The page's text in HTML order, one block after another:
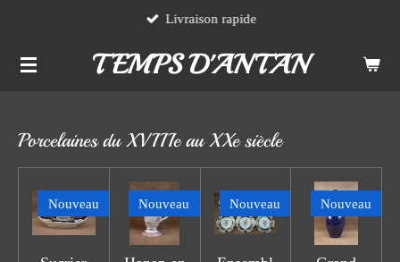
contenu
TEMPS D'ANTAN
Livraison rapide
Porcelaines du XVIIIe au XXe siècle
Nouveau Nouveau Nouveau Nouveau